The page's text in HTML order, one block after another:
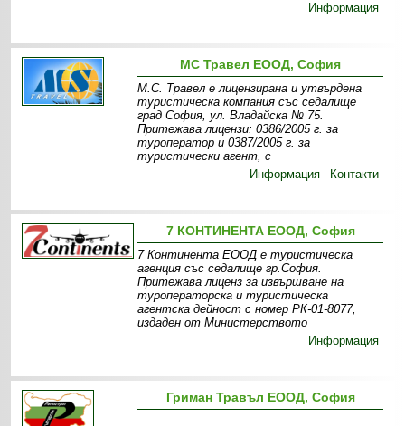
Информация
МС Травел ЕООД, София
М.С. Травел е лицензирана и утвърдена
туристическа компания със седалище
град София, ул. Владайска № 75.
Притежава лицензи: 0386/2005 г. за
туроператор и 0387/2005 г. за
туристически агент, с
Информация
Контакти
7 КОНТИНЕНТА ЕООД, София
7 Континента ЕООД е туристическа
агенция със седалище гр.София.
Притежава лиценз за извършване на
туроператорска и туристическа
агентска дейност с номер РК-01-8077,
издаден от Министерството
Информация
Гриман Травъл ЕООД, София